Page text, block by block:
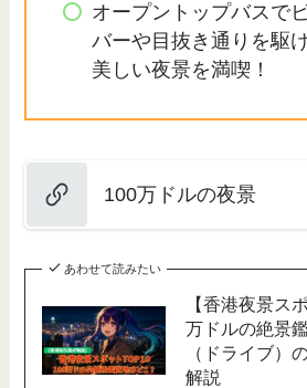
オープントップバスで
バーや目抜き通りを駆
美しい夜景を満喫！
100万ドルの夜景
あわせて読みたい
【香港夜景ス
万ドルの絶景
（ドライブ）
解説